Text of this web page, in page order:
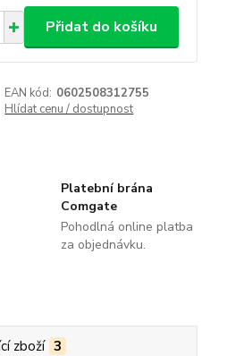
Přidat do košíku
EAN kód: 0602508312755
Hlídat cenu / dostupnost
Platební brána
Comgate
Pohodlná online platba
za objednávku.
zboží 3